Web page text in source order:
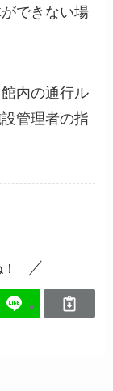
できない場
内の通行ル
管理者の指